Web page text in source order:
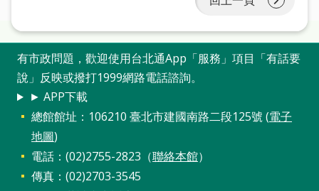
問
答
加
入
市
圖
網
有市政問題，歡迎使用台北通App「服務」項目「有話要
說」反映或撥打1999網路電話諮詢。
► APP下載
總館館址：106210 臺北市建國南路二段125號 (電子
地圖)
電話：(02)2755-2823（聯絡本館）
傳真：(02)2703-3545